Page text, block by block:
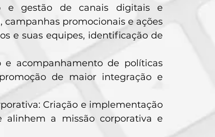
e gestão de canais digitais e
campanhas promocionais e ações
e suas equipes, identificação de
e acompanhamento de políticas
de maior integração e
Criação e implementação
alinhem a missão corporativa e